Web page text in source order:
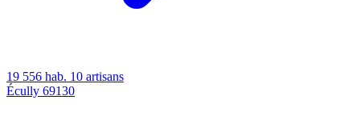
19 556 hab. 10 artisans
Écully 69130